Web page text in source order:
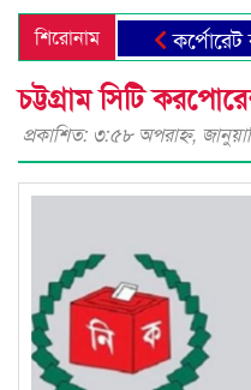
শিরোনাম কর্পোরেট
চট্টগ্রাম সিটি
প্রকাশিত: ৩:৫৮ অপরাহ্ণ,